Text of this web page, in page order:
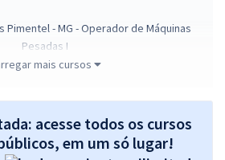
- MG - Operador de Máquinas
Pesadas I
R$ 306,24à vista
Comprar
mais cursos
acesse todos os cursos
em um só lugar!